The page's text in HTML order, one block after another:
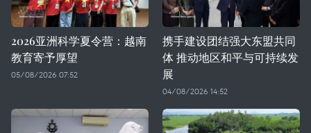
2026亚洲科学夏令营：越南
教育寄予厚望
05/08/2026 07:52
携手建设团结强大东盟共同
体 推动地区和平与可持续发
展
04/08/2026 14:52